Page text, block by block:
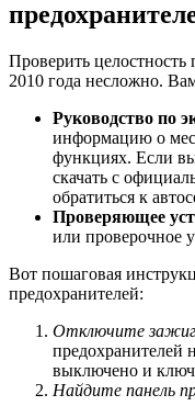
Проверить целостность
2010 года несложно.
Руководство по
информацию о
функциях. Если
скачать с
обратиться к
Проверяющее
или проверочное
Вот пошаговая
предохранителей:
Отключите
предохранителей
выключено и ключ
Найдите панель